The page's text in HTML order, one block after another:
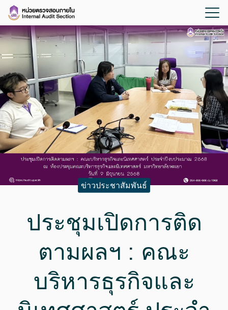
ข่าวประชาสัมพันธ์
ประชุมเปิดการติด
ตามผลฯ : คณะ
บริหารธุรกิจและ